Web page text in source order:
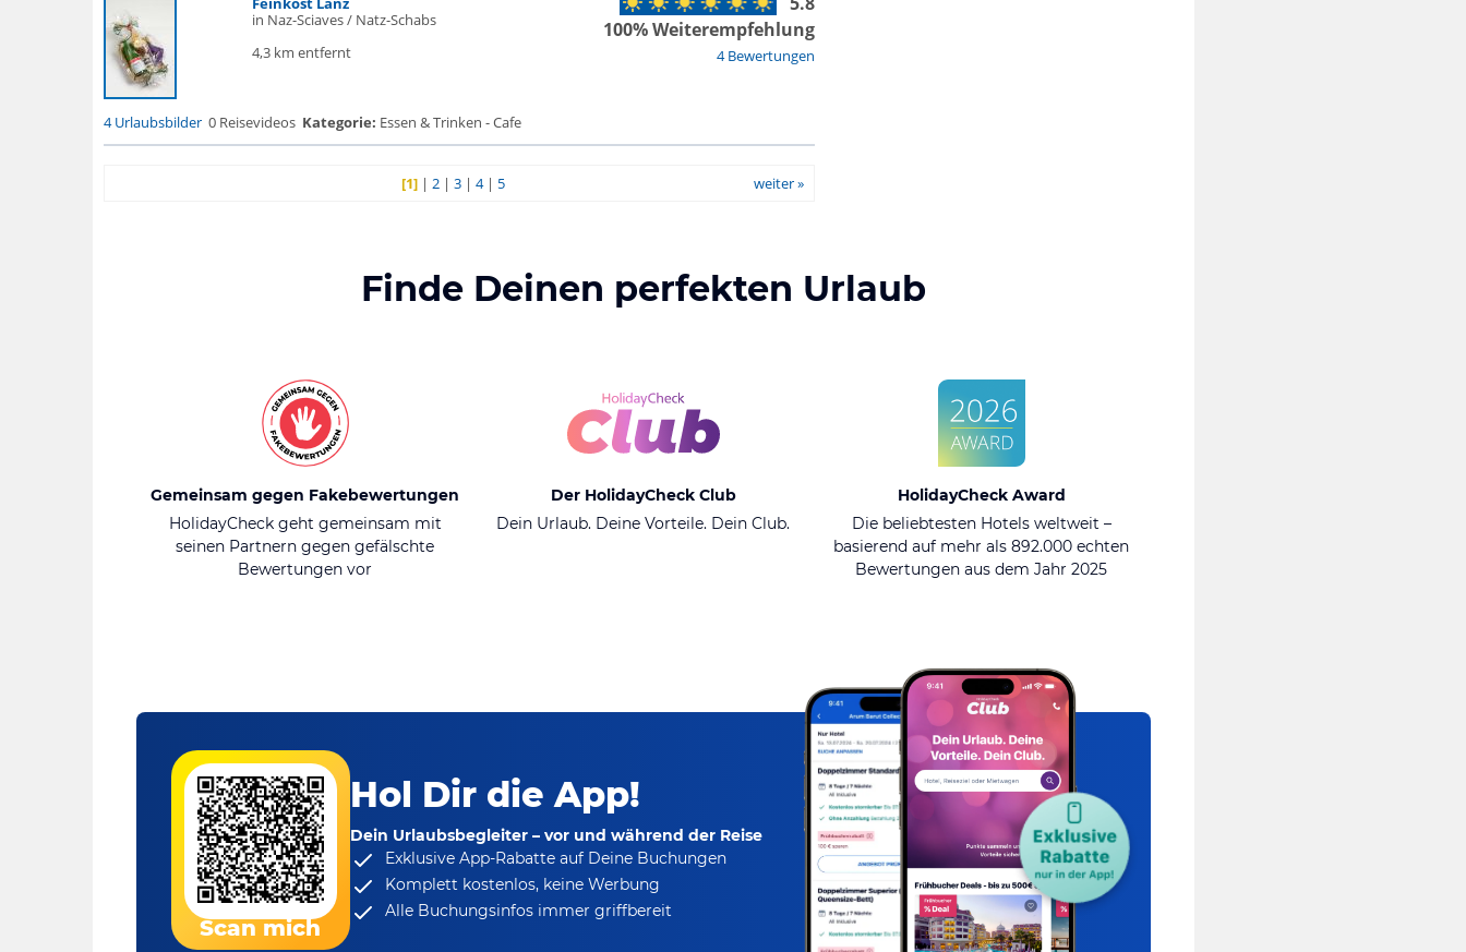
in Naz-Sciaves / Natz-Schabs
4,3 km entfernt
4 Bewertungen
100% Weiterempfehlung
4 Urlaubsbilder 0 Reisevideos Kategorie: Essen & Trinken - Cafe
[1]| 2| 3| 4| 5 weiter »
Finde Deinen perfekten Urlaub
Gemeinsam gegen Fakebewertungen
HolidayCheck geht gemeinsam mit
seinen Partnern gegen gefälschte
Bewertungen vor
Der HolidayCheck Club
Dein Urlaub. Deine Vorteile. Dein Club.
HolidayCheck Award
Die beliebtesten Hotels weltweit –
basierend auf mehr als 892.000 echten
Bewertungen aus dem Jahr 2025
Scan mich
Hol Dir die App!
Dein Urlaubsbegleiter – vor und während der Reise
Exklusive App-Rabatteauf Deine Buchungen
Komplett kostenlos, keine Werbung
Alle Buchungsinfos immer griffbereit